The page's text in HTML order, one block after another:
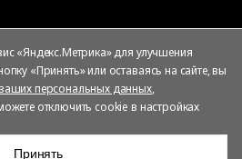
«Яндекс.Метрика» для улучшения
«Принять» или оставаясь на сайте, вы
персональных данных,
отключить cookie в настройках
Принять